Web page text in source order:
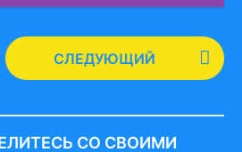
СЛЕДУЮЩИЙ
СО СВОИМИ